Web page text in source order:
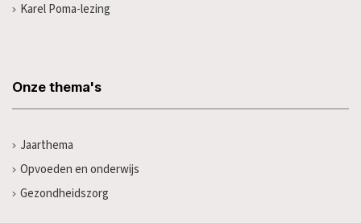
Karel Poma-lezing
Onze thema's
Jaarthema
Opvoeden en onderwijs
Gezondheidszorg